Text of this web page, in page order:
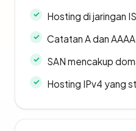
Hosting di jaringan
Catatan A dan
SAN mencakup
Hosting IPv4 yang